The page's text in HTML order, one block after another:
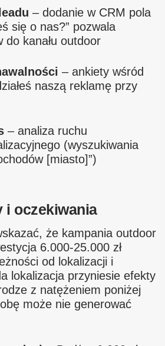
– dodanie w CRM pola
się o nas?” pozwala
do kanału outdoor
– ankiety wśród
naszą reklamę przy
– analiza ruchu
(wyszukiwania
[miasto]”)
i oczekiwania
że kampania outdoor
6.000-25.000 zł
od lokalizacji i
lokalizacja przyniesie efekty
z natężeniem poniżej
może nie generować